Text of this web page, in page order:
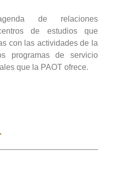
de relaciones
de estudios que
con las actividades de la
programas de servicio
que la PAOT ofrece.